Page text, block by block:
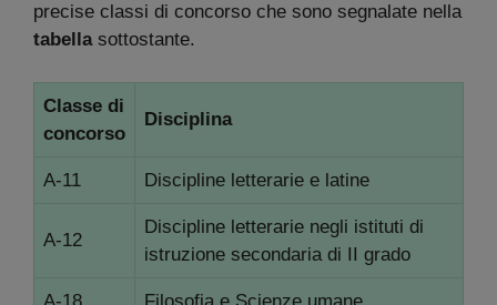
precise classi di concorso che sono segnalate nella
tabellasottostante.
Classe di
concorso
Disciplina
A-11 Discipline letterarie e latine
A-12
Discipline letterarie negli istituti di
istruzione secondaria di II grado
A-18 Filosofia e Scienze umane